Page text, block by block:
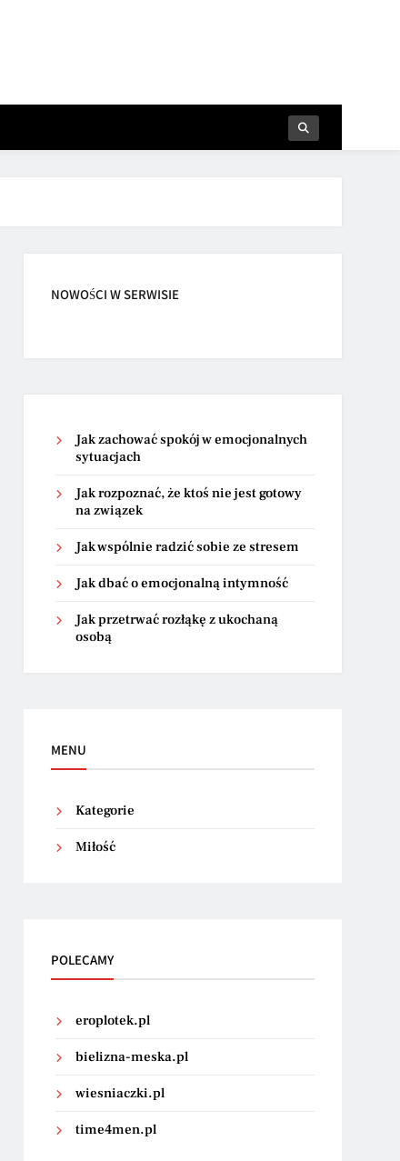
NOWOŚCI W SERWISIE
Jak zachować spokój w emocjonalnych
sytuacjach
Jak rozpoznać, że ktoś nie jest gotowy
na związek
Jak wspólnie radzić sobie ze stresem
Jak dbać o emocjonalną intymność
Jak przetrwać rozłąkę z ukochaną
osobą
MENU
Kategorie
Miłość
POLECAMY
eroplotek.pl
bielizna-meska.pl
wiesniaczki.pl
time4men.pl